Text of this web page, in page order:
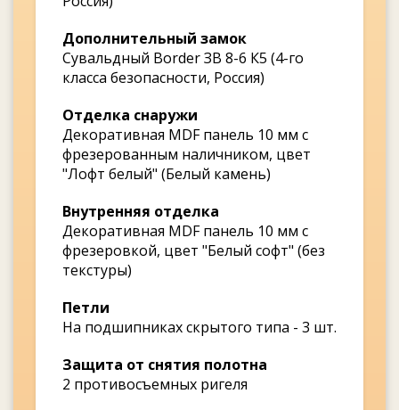
Дополнительный замок
Сувальдный Border ЗВ 8-6 К5 (4-го
класса безопасности, Россия)
Отделка снаружи
Декоративная MDF панель 10 мм с
фрезерованным наличником, цвет
"Лофт белый" (Белый камень)
Внутренняя отделка
Декоративная MDF панель 10 мм с
фрезеровкой, цвет "Белый софт" (без
текстуры)
Петли
На подшипниках скрытого типа - 3 шт.
Защита от снятия полотна
2 противосъемных ригеля